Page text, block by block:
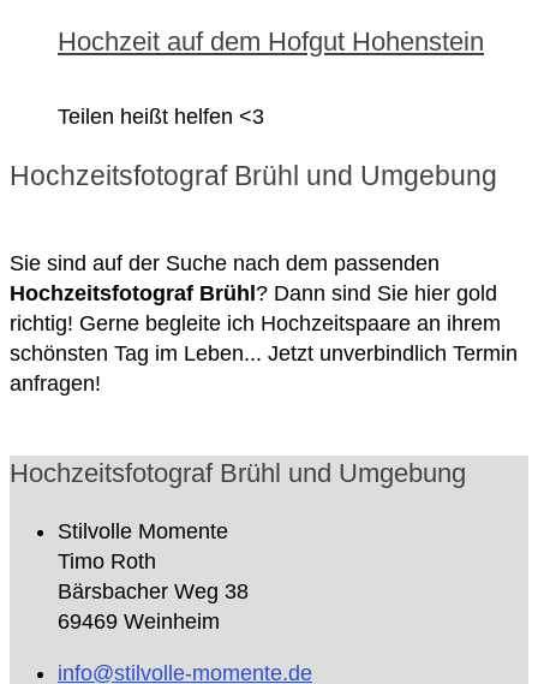
Hochzeit auf dem Hofgut Hohenstein
Teilen heißt helfen <3
Hochzeitsfotograf Brühl und Umgebung
Sie sind auf der Suche nach dem passenden
Hochzeitsfotograf Brühl ? Dann sind Sie hier gold
richtig! Gerne begleite ich Hochzeitspaare an ihrem
schönsten Tag im Leben... Jetzt unverbindlich Termin
anfragen!
Hochzeitsfotograf Brühl und Umgebung
Stilvolle Momente
Timo Roth
Bärsbacher Weg 38
69469 Weinheim
info@stilvolle-momente.de